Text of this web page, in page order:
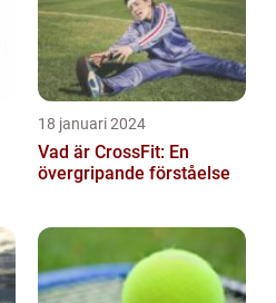
18 januari 2024
Vad är CrossFit: En
övergripande förståelse